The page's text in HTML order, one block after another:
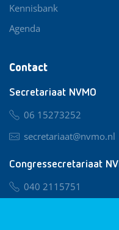
Contact
Secretariaat NVMO
06 15273252
secretariaat@nvmo.nl
Congressecretariaat
040 2115751
Kennisbank
Agenda